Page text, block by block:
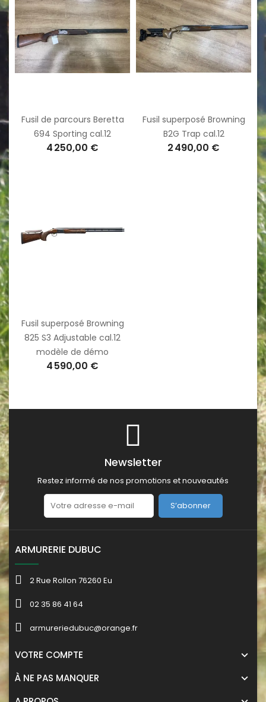
Fusil de parcours Beretta
694 Sporting cal.12
4 250,00 €
Fusil superposé Browning
B2G Trap cal.12
2 490,00 €
Fusil superposé Browning
825 S3 Adjustable cal.12
modèle de démo
4 590,00 €
Newsletter
Restez informé de nos promotions et nouveautés
S’abonner
ARMURERIE DUBUC
2 Rue Rollon 76260 Eu
02 35 86 41 64
armureriedubuc@orange.fr
VOTRE COMPTE
À NE PAS MANQUER